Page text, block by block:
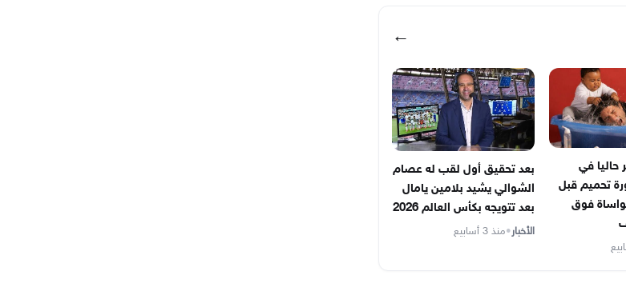
←
حاليا في
تحميم قبل
مواساة فوق
بعد تحقيق أول لقب له عصام
الشوالي يشيد بلامين يامال
بعد تتويجه بكأس العالم 2026
الأخبار•منذ 3 أسابيع